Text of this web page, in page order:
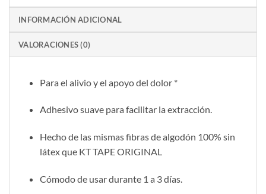
INFORMACIÓN ADICIONAL
VALORACIONES (0)
Para el alivio y el apoyo del dolor *
Adhesivo suave para facilitar la extracción.
Hecho de las mismas fibras de algodón 100% sin
látex que KT TAPE ORIGINAL
Cómodo de usar durante 1 a 3 días.